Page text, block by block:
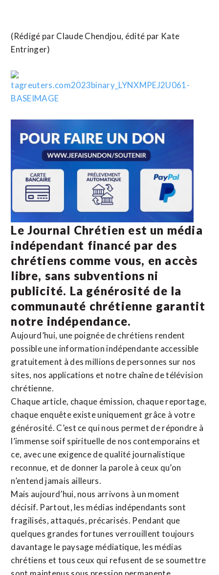
(Rédigé par Claude Chendjou, édité par Kate
Entringer)
Le Journal Chrétien est un média
indépendant financé par des
chrétiens comme vous, en accès
libre, sans subventions ni
publicité. La générosité de la
communauté chrétienne garantit
notre indépendance.
Aujourd’hui, une poignée de chrétiens rendent
possible une information indépendante accessible
gratuitement à des millions de personnes sur nos
sites, nos applications et notre chaîne de télévision
chrétienne.
Chaque article, chaque émission, chaque reportage,
chaque enquête existe uniquement grâce à votre
générosité. C’est ce qui nous permet de répondre à
l’immense soif spirituelle de nos contemporains et
ce, avec une exigence de qualité journalistique
reconnue, et de donner la parole à ceux qu’on
n’entend jamais ailleurs.
Mais aujourd’hui, nous arrivons à un moment
décisif. Partout, les médias indépendants sont
fragilisés, attaqués, précarisés. Pendant que
quelques grandes fortunes verrouillent toujours
davantage le paysage médiatique, les médias
chrétiens et tous ceux qui refusent de se soumettre